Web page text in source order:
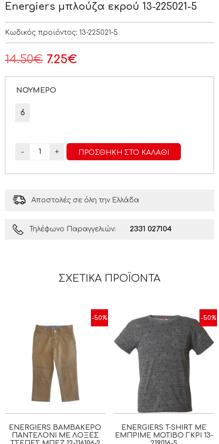
Energiers μπλούζα εκρού 13-225021-5
Κωδικός προϊόντος: 13-225021-5
14.50€ 7.25€
ΝΟΥΜΕΡΟ
6
- + ΠΡΟΣΘΉΚΗ ΣΤΟ ΚΑΛΆΘΙ
Αποστολές σε όλη την Ελλάδα
Τηλέφωνο Παραγγελιών: 2331 027104
ΣΧΕΤΙΚΆ ΠΡΟΪΌΝΤΑ
-50%
ENERGIERS ΒΑΜΒΑΚΕΡΌ
ΠΑΝΤΕΛΌΝΙ ΜΕ ΛΟΞΈΣ
-50%
ENERGIERS T-SHIRT ΜΕ
ΕΜΠΡΙΜΈ ΜΟΤΊΒΟ ΓΚΡΙ 13-